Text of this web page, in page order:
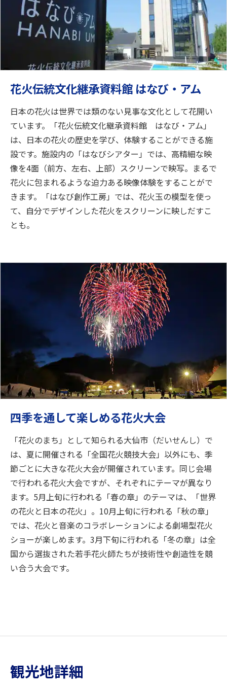
花火伝統文化継承資料館 はなび・アム
日本の花火は世界では類のない見事な文化として花開い
ています。「花火伝統文化継承資料館 はなび・アム」
は、日本の花火の歴史を学び、体験することができる施
設です。施設内の「はなびシアター」では、高精細な映
像を4面（前方、左右、上部）スクリーンで映写。まるで
花火に包まれるような迫力ある映像体験をすることがで
きます。「はなび創作工房」では、花火玉の模型を使っ
て、自分でデザインした花火をスクリーンに映しだすこ
とも。
四季を通して楽しめる花火大会
「花火のまち」として知られる大仙市（だいせんし）で
は、夏に開催される「全国花火競技大会」以外にも、季
節ごとに大きな花火大会が開催されています。同じ会場
で行われる花火大会ですが、それぞれにテーマが異なり
ます。5月上旬に行われる「春の章」のテーマは、「世界
の花火と日本の花火」。10月上旬に行われる「秋の章」
では、花火と音楽のコラボレーションによる劇場型花火
ショーが楽しめます。3月下旬に行われる「冬の章」は全
国から選抜された若手花火師たちが技術性や創造性を競
い合う大会です。
観光地詳細